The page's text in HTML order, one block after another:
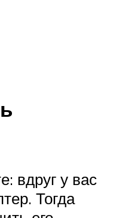
вдруг у вас
Тогда